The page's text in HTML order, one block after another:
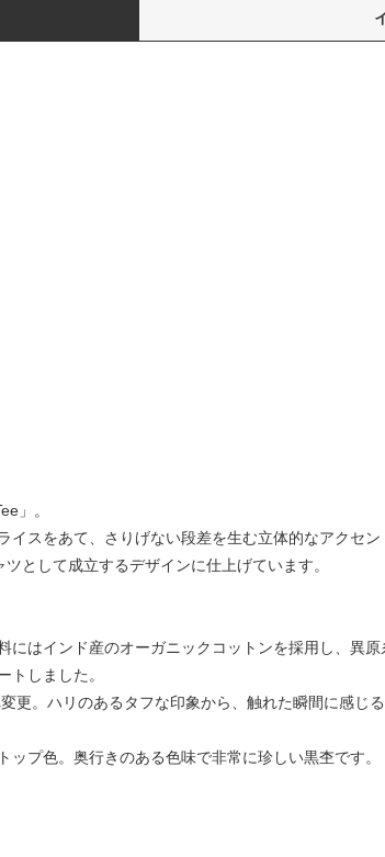
」。
スをあて、さりげない段差を生む立体的なアクセ
として成立するデザインに仕上げています。
にはインド産のオーガニックコットンを採用し、異
トしました。
更。ハリのあるタフな印象から、触れた瞬間に感じ
プ色。奥行きのある色味で非常に珍しい黒杢です。